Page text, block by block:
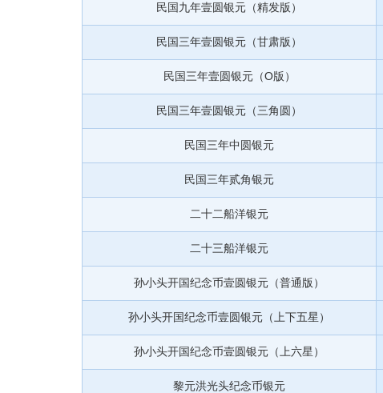
民国九年壹圆银元（精发版）
民国三年壹圆银元（甘肃版）
民国三年壹圆银元（O版）
民国三年壹圆银元（三角圆）
民国三年中圆银元
民国三年贰角银元
二十二船洋银元
二十三船洋银元
孙小头开国纪念币壹圆银元（普通版）
孙小头开国纪念币壹圆银元（上下五星）
孙小头开国纪念币壹圆银元（上六星）
黎元洪光头纪念币银元